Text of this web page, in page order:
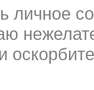
личное